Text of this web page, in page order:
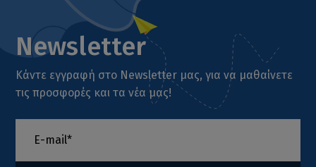
Newsletter
Κάντε εγγραφή στο Newsletter μας, για να μαθαίνετε
τις προσφορές και τα νέα μας!